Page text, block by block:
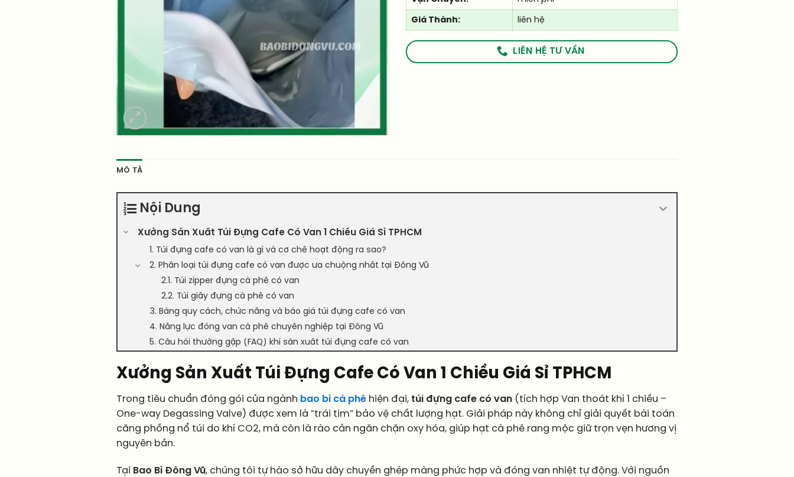
Giá Thành: liên hệ
LIÊN HỆ TƯ VẤN
MÔ TẢ
Nội Dung
Xưởng Sản Xuất Túi Đựng Cafe Có Van 1 Chiều Giá Sỉ TPHCM
1. Túi đựng cafe có van là gì và cơ chế hoạt động ra sao?
2. Phân loại túi đựng cafe có van được ưa chuộng nhất tại Đông Vũ
2.1. Túi zipper đựng cà phê có van
2.2. Túi giấy đựng cà phê có van
3. Bảng quy cách, chức năng và báo giá túi đựng cafe có van
4. Năng lực đóng van cà phê chuyên nghiệp tại Đông Vũ
5. Câu hỏi thường gặp (FAQ) khi sản xuất túi đựng cafe có van
Xưởng Sản Xuất Túi Đựng Cafe Có Van 1 Chiều Giá Sỉ TPHCM
Trong tiêu chuẩn đóng gói của ngành bao bì cà phê hiện đại, túi đựng cafe có van (tích hợp Van thoát khí 1 chiều –
One-way Degassing Valve) được xem là “trái tim” bảo vệ chất lượng hạt. Giải pháp này không chỉ giải quyết bài toán
căng phồng nổ túi do khí CO2, mà còn là rào cản ngăn chặn oxy hóa, giúp hạt cà phê rang mộc giữ trọn vẹn hương vị
nguyên bản.
Tại Bao Bì Đông Vũ, chúng tôi tự hào sở hữu dây chuyền ghép màng phức hợp và đóng van nhiệt tự động. Với nguồn